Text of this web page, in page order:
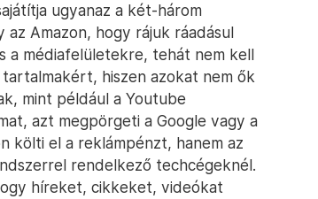
ugyanaz a két-három
az Amazon, hogy rájuk ráadásul
a médiafelületekre, tehát nem kell
hiszen azokat nem ők
mint például a Youtube
azt megpörgeti a Google vagy a
költi el a reklámpénzt, hanem az
rendelkező techcégeknél.
híreket, cikkeket, videókat